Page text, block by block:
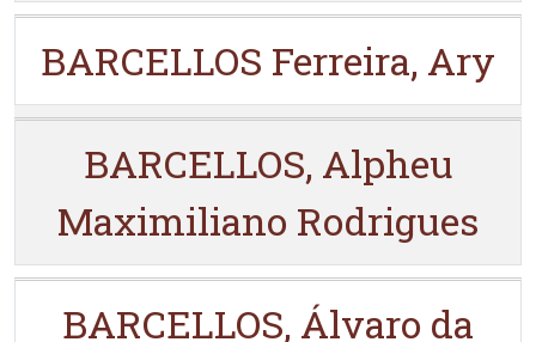
BARCELLOS Ferreira, Ary
BARCELLOS, Alpheu
Maximiliano Rodrigues
BARCELLOS, Álvaro da